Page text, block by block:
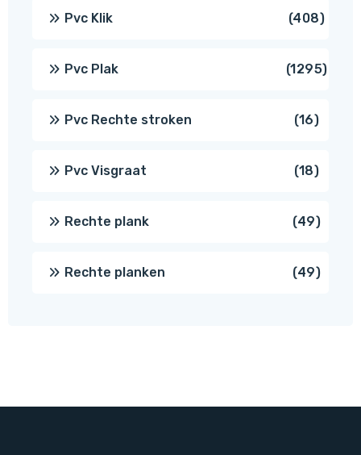
Pvc Klik 408408
Pvc Plak 12951295
Pvc Rechte stroken 1616
Pvc Visgraat 1818
Rechte plank 4949
Rechte planken 4949